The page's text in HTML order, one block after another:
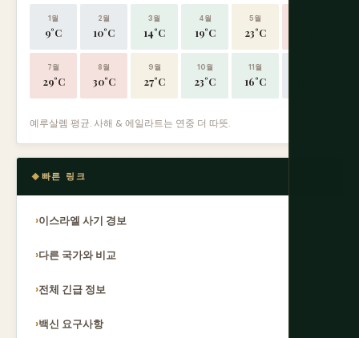
1월
9°C
2월
10°C
3월
14°C
4월
19°C
5월
23°C
7월
29°C
8월
30°C
9월
27°C
10월
23°C
11월
16°C
예루살렘 평균. 사해 & 에일라트는 연중 더 따뜻.
빠른 링크
이스라엘 사기 경보
다른 국가와 비교
전체 긴급 정보
백신 요구사항